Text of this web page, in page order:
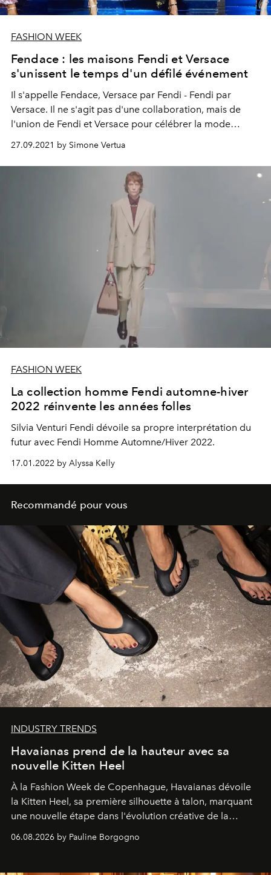
FASHION WEEK
Fendace : les maisons Fendi et Versace
s'unissent le temps d'un défilé événement
Il s'appelle Fendace, Versace par Fendi - Fendi par
Versace. Il ne s'agit pas d'une collaboration, mais de
l'union de Fendi et Versace pour célébrer la mode
italienne avec un défilé événement.
27.09.2021 by Simone Vertua
FASHION WEEK
La collection homme Fendi automne-hiver
2022 réinvente les années folles
Silvia Venturi Fendi dévoile sa propre interprétation du
futur avec Fendi Homme Automne/Hiver 2022.
17.01.2022 by Alyssa Kelly
Recommandé pour vous
INDUSTRY TRENDS
Havaianas prend de la hauteur avec sa
nouvelle Kitten Heel
À la Fashion Week de Copenhague, Havaianas dévoile
la Kitten Heel, sa première silhouette à talon, marquant
une nouvelle étape dans l'évolution créative de la
06.08.2026 by Pauline Borgogno